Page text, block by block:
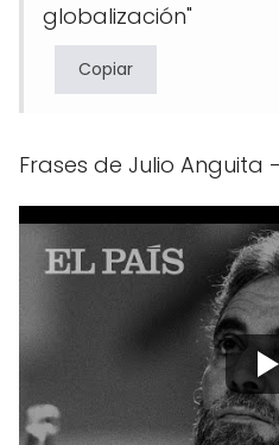
globalización"
Copiar
Frases de Julio Anguita